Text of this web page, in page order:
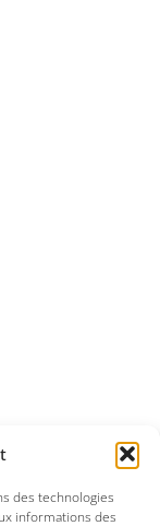
des technologies
informations des